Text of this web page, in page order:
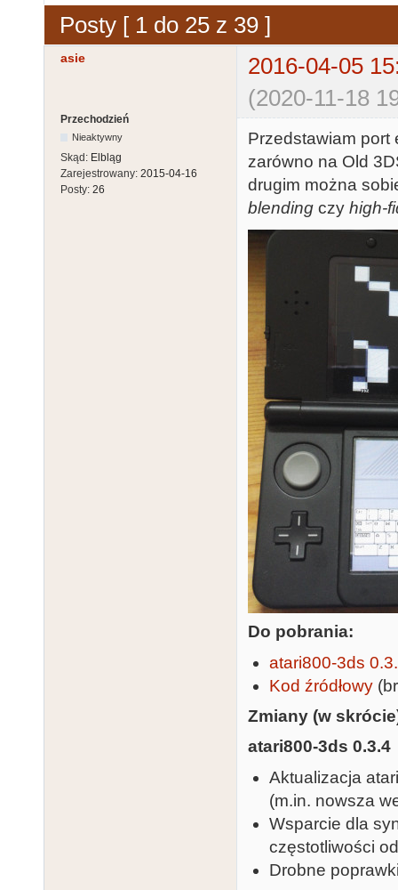
Posty [ 1 do 25 z 39 ]
asie
2016-04-05
(2020-11-18
Przechodzień
Nieaktywny
Skąd: Elbląg
Zarejestrowany: 2015-04-16
Posty: 26
Przedstawiam port
zarówno na Old
drugim można
blending czy high-
Do pobrania:
atari800-3ds
Kod źródłowy
Zmiany (w
atari800-3ds 0.3.4
Aktualizacja
(m.in. nowsza
Wsparcie dla
częstotliwości
Drobne